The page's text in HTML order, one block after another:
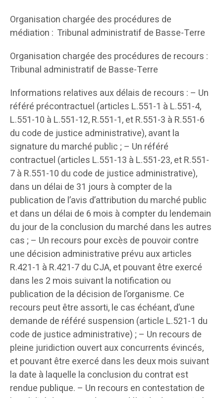
Organisation chargée des procédures de
médiation : Tribunal administratif de Basse-Terre
Organisation chargée des procédures de recours :
Tribunal administratif de Basse-Terre
Informations relatives aux délais de recours : – Un
référé précontractuel (articles L.551-1 à L.551-4,
L.551-10 à L.551-12, R.551-1, et R.551-3 à R.551-6
du code de justice administrative), avant la
signature du marché public ; – Un référé
contractuel (articles L.551-13 à L.551-23, et R.551-
7 à R.551-10 du code de justice administrative),
dans un délai de 31 jours à compter de la
publication de l’avis d’attribution du marché public
et dans un délai de 6 mois à compter du lendemain
du jour de la conclusion du marché dans les autres
cas ; – Un recours pour excès de pouvoir contre
une décision administrative prévu aux articles
R.421-1 à R.421-7 du CJA, et pouvant être exercé
dans les 2 mois suivant la notification ou
publication de la décision de l’organisme. Ce
recours peut être assorti, le cas échéant, d’une
demande de référé suspension (article L.521-1 du
code de justice administrative) ; – Un recours de
pleine juridiction ouvert aux concurrents évincés,
et pouvant être exercé dans les deux mois suivant
la date à laquelle la conclusion du contrat est
rendue publique. – Un recours en contestation de